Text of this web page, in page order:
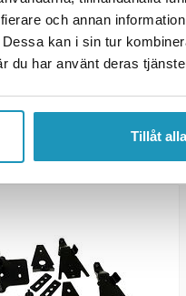
och annan
kan i sin tur
du har använt deras
Tillåt alla
I HANDLEKURVEN